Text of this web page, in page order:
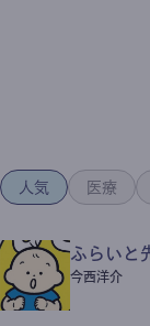
人気 医療
ふらいと
今西洋介